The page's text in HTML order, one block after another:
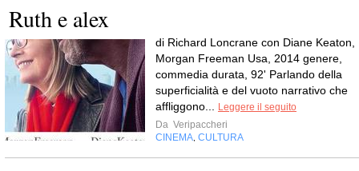
Ruth e alex
di Richard Loncrane con Diane Keaton,
Morgan Freeman Usa, 2014 genere,
commedia durata, 92' Parlando della
superficialità e del vuoto narrativo che
affliggono...
Leggere il seguito
Da Veripaccheri
CINEMA CULTURA